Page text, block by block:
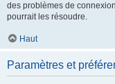
des problèmes de
pourrait les résoudre.
Haut
Paramètres et